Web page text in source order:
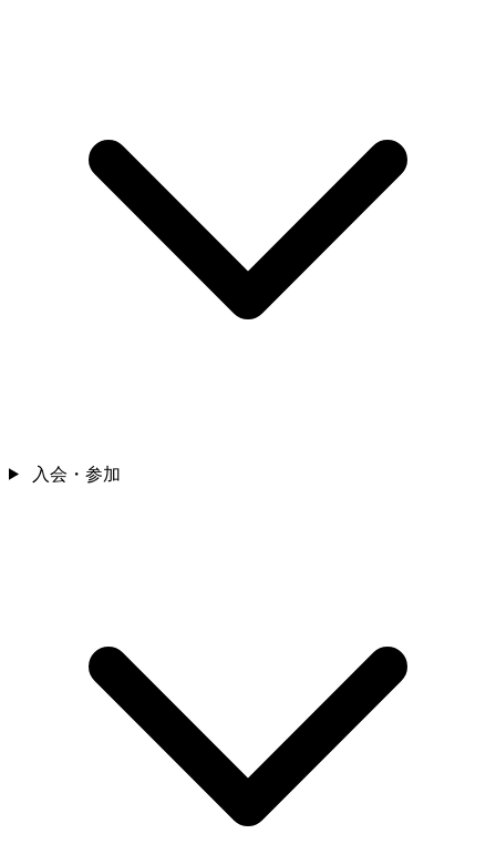
入会・参加